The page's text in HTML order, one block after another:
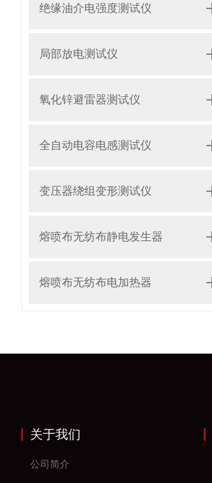
绝缘油介电强度测试仪
局部放电测试仪
氧化锌避雷器测试仪
全自动电容电感测试仪
变压器绕组变形测试仪
熔喷布无纺布静电发生器
熔喷布无纺布电加热器
关于我们
公司简介